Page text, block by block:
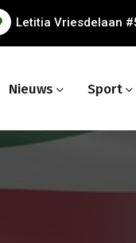
Letitia Vriesdelaan
Nieuws Sport